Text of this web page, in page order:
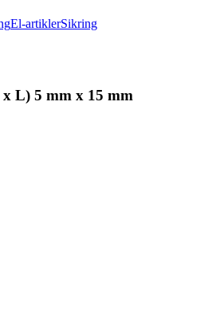
El-artiklerSikring
L) 5 mm x 15 mm